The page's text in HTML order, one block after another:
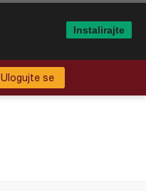
Ulogujte se
Instalirajte